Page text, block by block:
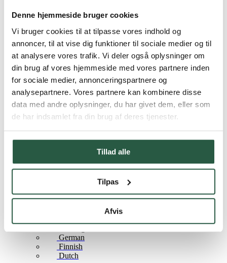
Denne hjemmeside bruger cookies
Vi bruger cookies til at tilpasse vores indhold og
annoncer, til at vise dig funktioner til sociale medier og til
at analysere vores trafik. Vi deler også oplysninger om
din brug af vores hjemmeside med vores partnere inden
for sociale medier, annonceringspartnere og
analysepartnere. Vores partnere kan kombinere disse
data med andre oplysninger, du har givet dem, eller som
de har indsamlet fra din brug af deres tjenester.
Tillad alle
Tilpas
Afvis
Arkitekter
Boligforeninger
Ingeniører
Malere
Skadeservice
Tømrere
Vindmølleservice
Om PROTOX
®
Om PROTOX ®
Bæredygtigheds­initiativer
Code of Conduct
PROTOX ESG rapport
Kurser
Danish
English
German
Finnish
Dutch